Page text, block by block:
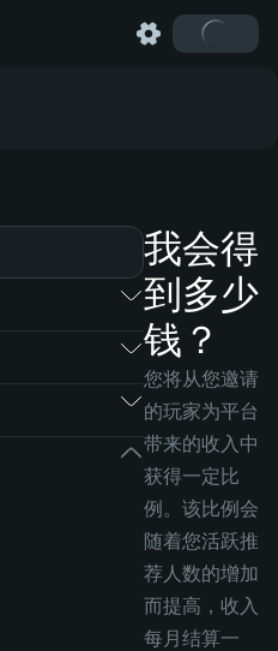
我会得
到多少
钱？
您将从您邀请
的玩家为平台
带来的收入中
获得一定比
例。该比例会
随着您活跃推
荐人数的增加
而提高，收入
每月结算一